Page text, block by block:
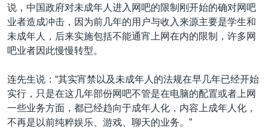
台海两岸关系
南中国海争端
关注西藏
GEN Z 看美国
其他语言网站
说，中国政府对未成年人进入网吧的限制刚开始的确对网吧
业者造成冲击，因为前几年的用户与收入来源主要是学生和
未成年人，后来实施包括不能通宵上网在内的限制，许多网
吧业者因此慢慢转型。
连先生说：“其实宵禁以及未成年人的法规在早几年已经开始
实行，只是在这几年部份网吧不管是在电脑的配置或者上网
一些业务方面，都已经趋向于成年人化，内容上成年人化，
不再是以前纯粹娱乐、游戏、聊天的业务。”